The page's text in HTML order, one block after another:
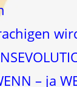
– ja